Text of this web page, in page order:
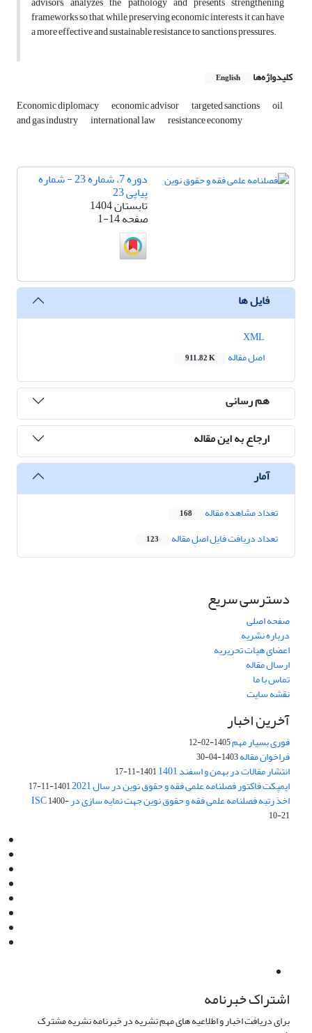
frameworks so that, while preserving economic interests, it can have
a more effective and sustainable resistance to sanctions pressures.
کلیدواژه‌ها English
Economic diplomacy economic advisor targeted sanctions oil
and gas industry international law resistance economy
دوره 7، شماره 23 - شماره
پیاپی 23
تابستان 1404
صفحه1-14
فایل ها
اصل مقاله
911.82 K
هم رسانی
ارجاع به این مقاله
آمار
تعداد مشاهده مقاله 168
تعداد دریافت فایل اصل مقاله 123
دسترسی سریع
صفحه اصلی
درباره نشریه
اعضای هیات تحریریه
ارسال مقاله
تماس با ما
نقشه سایت
آخرین اخبار
فوری بسیار مهم1405-02-12
فراخوان مقاله1403-04-30
انتشار مقالات در بهمن و اسفند 1401 1401-11-17
ایمپکت فاکتور فصلنامه علمی فقه و حقوق نوین در سال 2021 1401-11-17
اخذ رتبه فصلنامه علمی فقه و حقوق نوین جهت نمایه سازی در ISC1400-
10-21
اشتراک خبرنامه
برای دریافت اخبار و اطلاعیه های مهم نشریه در خبرنامه نشریه مشترک